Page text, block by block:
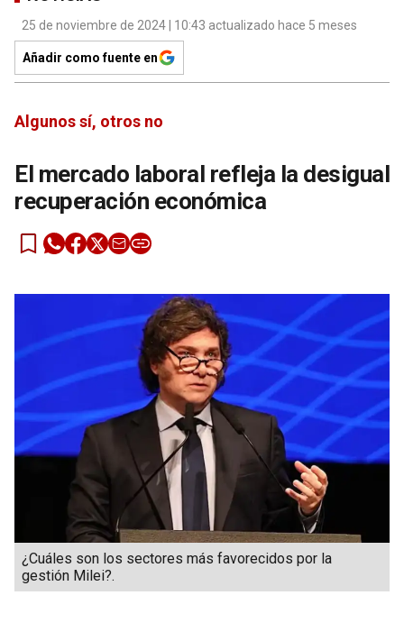
25 de noviembre de 2024 | 10:43 actualizado hace 5 meses
Añadir como fuente en
Algunos sí, otros no
El mercado laboral refleja la desigual
recuperación económica
¿Cuáles son los sectores más favorecidos por la
gestión Milei?.